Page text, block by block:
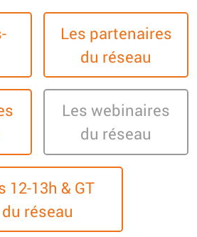
Les partenaires
du réseau
Les webinaires
du réseau
12-13h & GT
du réseau